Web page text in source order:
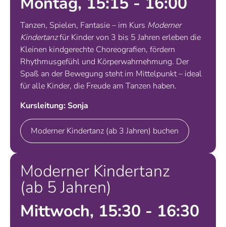
Tanzen, Spielen, Fantasie – im Kurs Moderner
Kindertanzfür Kinder von 3 bis 5 Jahren erleben die
Kleinen kindgerechte Choreografien, fördern
Rhythmusgefühl und Körperwahrnehmung. Der
Spaß an der Bewegung steht im Mittelpunkt – ideal
für alle Kinder, die Freude am Tanzen haben.
Kursleitung: Sonja
Moderner Kindertanz (ab 3 Jahren) buchen
Moderner Kindertanz
(ab 5 Jahren)
Mittwoch, 15:30 - 16:30